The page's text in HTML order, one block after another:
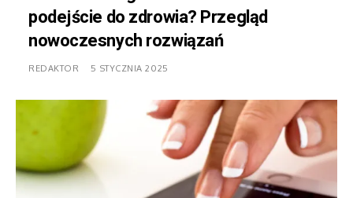
podejście do zdrowia? Przegląd
nowoczesnych rozwiązań
REDAKTOR 5 STYCZNIA 2025